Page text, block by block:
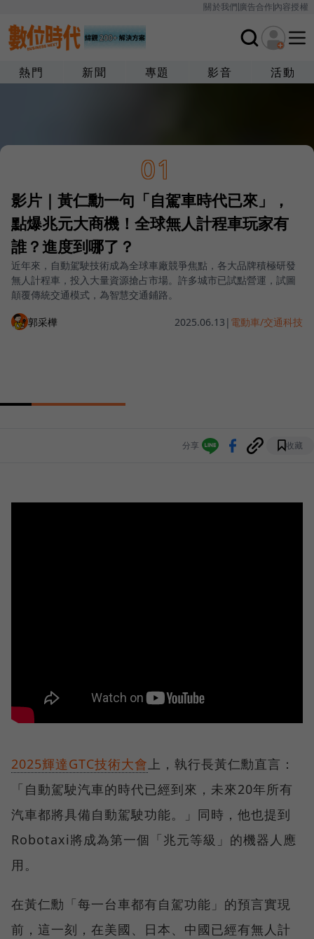
關於我們廣告合作內容授權
熱門 新聞 專題 影音 活動
01
影片｜黃仁勳一句「自駕車時代已來」，
點爆兆元大商機！全球無人計程車玩家有
誰？進度到哪了？
近年來，自動駕駛技術成為全球車廠競爭焦點，各大品牌積極研發
無人計程車，投入大量資源搶占市場。許多城市已試點營運，試圖
顛覆傳統交通模式，為智慧交通鋪路。
郭采樺 2025.06.13 | 電動車/交通科技
分享 收藏
2025輝達GTC技術大會上，執行長黃仁勳直言：
「自動駕駛汽車的時代已經到來，未來20年所有
汽車都將具備自動駕駛功能。」同時，他也提到
Robotaxi將成為第一個「兆元等級」的機器人應
用。
在黃仁勳「每一台車都有自駕功能」的預言實現
前，這一刻，在美國、日本、中國已經有無人計